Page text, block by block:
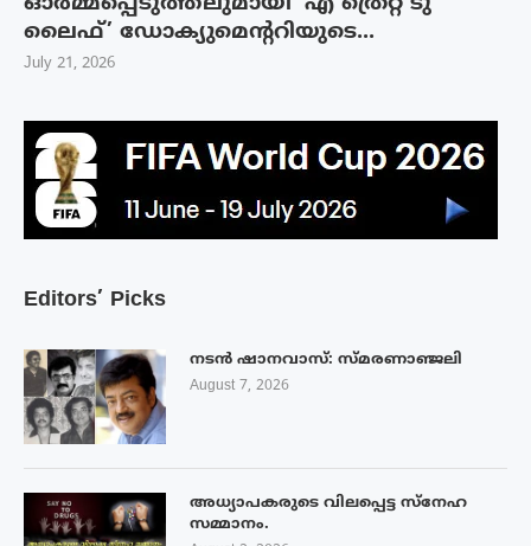
Editors’ Picks
നടൻ ഷാനവാസ്: സ്മരണാഞ്ജലി
August 7, 2026
അധ്യാപകരുടെ വിലപ്പെട്ട സ്നേഹ
സമ്മാനം.
ലൈഫ്’ ഡോക്യുമെന്ററിയുടെ...
July 21, 2026